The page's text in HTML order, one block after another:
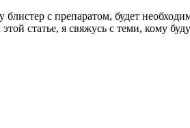
с препаратом, будет
статье, я свяжусь с теми, кому